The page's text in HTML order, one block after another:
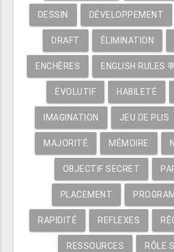
DESSIN DÉVELOPPEMENT
DRAFT ÉLIMINATION
ENCHÈRES ENGLISH RULES
ÉVOLUTIF HABILETÉ
IMAGINATION JEU DE PLIS
MAJORITÉ MÉMOIRE
OBJECTIF SECRET
PLACEMENT
RAPIDITÉ REFLEXES
RESSOURCES RÔLE